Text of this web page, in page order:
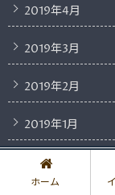
2019年4月
2019年3月
2019年2月
2019年1月
2018年12月
ホーム